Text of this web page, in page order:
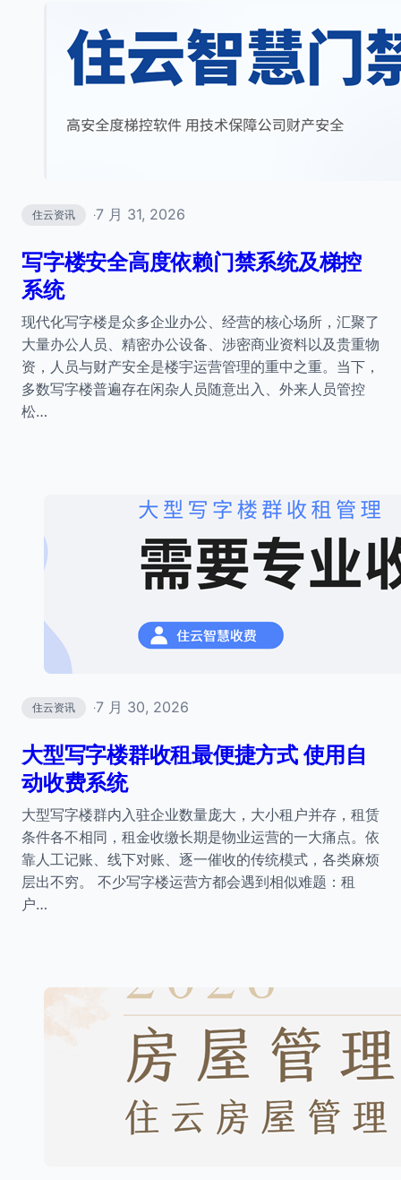
住云资讯 ·7 月 31, 2026
写字楼安全高度依赖门禁系统及梯控
系统
现代化写字楼是众多企业办公、经营的核心场所，汇聚了
大量办公人员、精密办公设备、涉密商业资料以及贵重物
资，人员与财产安全是楼宇运营管理的重中之重。当下，
多数写字楼普遍存在闲杂人员随意出入、外来人员管控
松…
住云资讯 ·7 月 30, 2026
大型写字楼群收租最便捷方式 使用自
动收费系统
大型写字楼群内入驻企业数量庞大，大小租户并存，租赁
条件各不相同，租金收缴长期是物业运营的一大痛点。依
靠人工记账、线下对账、逐一催收的传统模式，各类麻烦
层出不穷。 不少写字楼运营方都会遇到相似难题：租
户…